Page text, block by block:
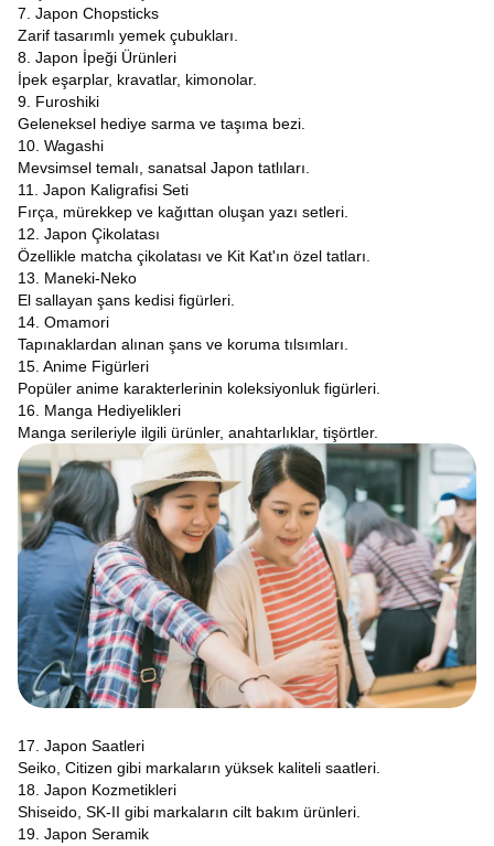
7. Japon Chopsticks
Zarif tasarımlı yemek çubukları.
8. Japon İpeği Ürünleri
İpek eşarplar, kravatlar, kimonolar.
9. Furoshiki
Geleneksel hediye sarma ve taşıma bezi.
10. Wagashi
Mevsimsel temalı, sanatsal Japon tatlıları.
11. Japon Kaligrafisi Seti
Fırça, mürekkep ve kağıttan oluşan yazı setleri.
12. Japon Çikolatası
Özellikle matcha çikolatası ve Kit Kat'ın özel tatları.
13. Maneki-Neko
El sallayan şans kedisi figürleri.
14. Omamori
Tapınaklardan alınan şans ve koruma tılsımları.
15. Anime Figürleri
Popüler anime karakterlerinin koleksiyonluk figürleri.
16. Manga Hediyelikleri
Manga serileriyle ilgili ürünler, anahtarlıklar, tişörtler.
17. Japon Saatleri
Seiko, Citizen gibi markaların yüksek kaliteli saatleri.
18. Japon Kozmetikleri
Shiseido, SK-II gibi markaların cilt bakım ürünleri.
19. Japon Seramik